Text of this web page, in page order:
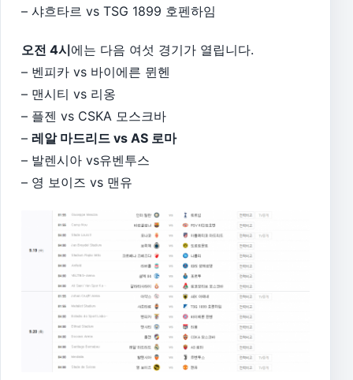
– 샤흐타르 vs TSG 1899 호펜하임
오전 4시에는 다음 여섯 경기가 열립니다.
– 벤피카 vs 바이에른 뮌헨
– 맨시티 vs 리옹
– 플젠 vs CSKA 모스크바
– 레알 마드리드 vs AS 로마
– 발렌시아 vs유벤투스
– 영 보이즈 vs 맨유